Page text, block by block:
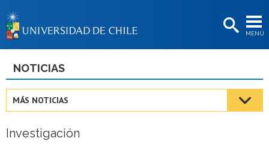
MENÚ
BIBLIOTECAS
Estudiantes
NOTICIAS
MÁS NOTICIAS
Investigación